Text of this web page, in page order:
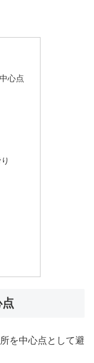
心点
を中心点として避